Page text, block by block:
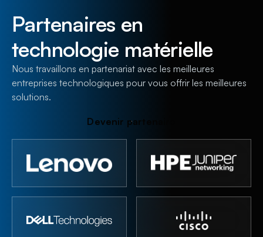
Partenaires en
technologie matérielle
Nous travaillons en partenariat avec les meilleures
entreprises technologiques pour vous offrir les meilleures
solutions.
Devenir par